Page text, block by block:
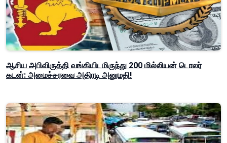
ஆசிய அபிவிருத்தி வங்கியிடமிருந்து 200 மில்லியன் டொலர்
கடன்: அமைச்சரவை அதிரடி அனுமதி!